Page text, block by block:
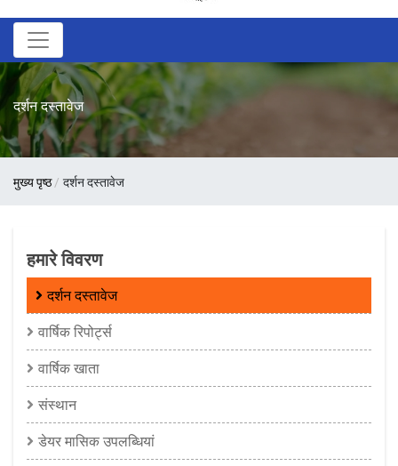
दर्शन दस्तावेज
पग
मुख्य पृष्ठ दर्शन दस्तावेज
हमारे विवरण
दर्शन दस्तावेज
वार्षिक रिपोर्ट्स
वार्षिक खाता
संस्थान
डेयर मासिक उपलब्धियां